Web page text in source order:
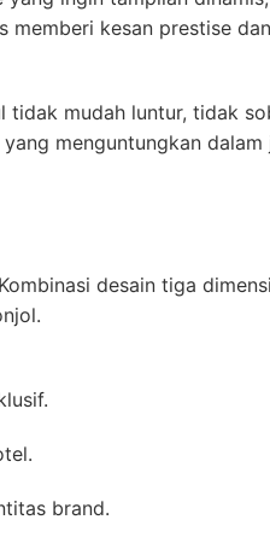
memberi kesan prestise dan
tidak mudah luntur, tidak
menguntungkan dalam
desain tiga
brand.